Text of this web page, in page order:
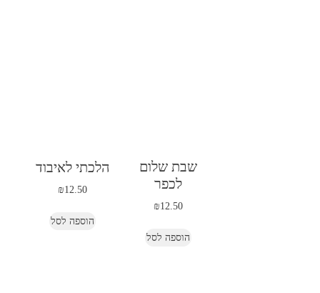
שבת שלום
לכפר
₪12.50
הוספה לסל
הלכתי לאיבוד
₪12.50
הוספה לסל